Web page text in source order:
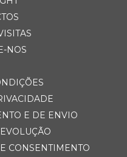
NOS
E DE ENVIO
CONSENTIMENTO